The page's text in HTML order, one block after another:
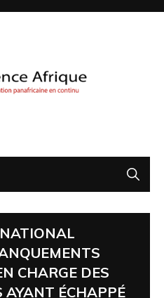
CHARGE DES
AYANT ÉCHAPPÉ